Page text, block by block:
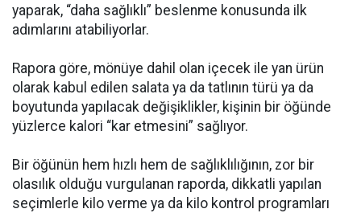
yaparak, “daha sağlıklı” beslenme konusunda ilk
adımlarını atabiliyorlar.
Rapora göre, mönüye dahil olan içecek ile yan ürün
olarak kabul edilen salata ya da tatlının türü ya da
boyutunda yapılacak değişiklikler, kişinin bir öğünde
yüzlerce kalori “kar etmesini” sağlıyor.
Bir öğünün hem hızlı hem de sağlıklılığının, zor bir
olasılık olduğu vurgulanan raporda, dikkatli yapılan
seçimlerle kilo verme ya da kilo kontrol programları